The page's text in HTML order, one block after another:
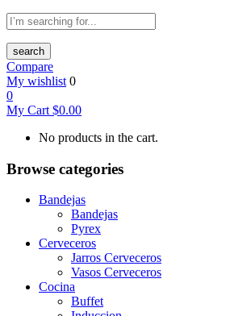
search
Compare
My wishlist 0
0
My Cart $0.00
No products in the cart.
Browse categories
Bandejas
Bandejas
Pyrex
Cerveceros
Jarros Cerveceros
Vasos Cerveceros
Cocina
Buffet